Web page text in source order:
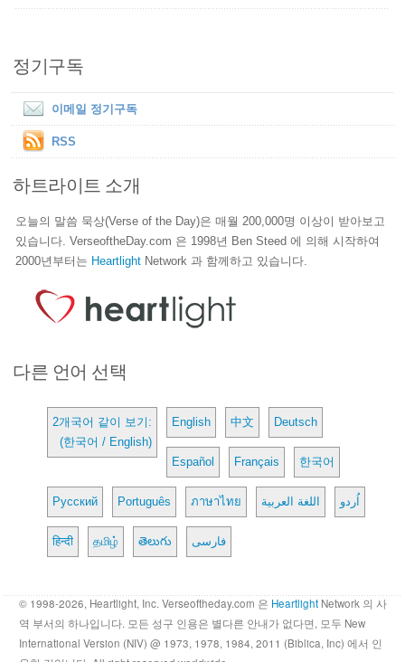
정기구독
이메일 정기구독
RSS
하트라이트 소개
오늘의 말씀 묵상(Verse of the Day)은 매월 200,000명 이상이 받아보고
있습니다. VerseoftheDay.com 은 1998년 Ben Steed 에 의해 시작하여
2000년부터는 Heartlight Network 과 함께하고 있습니다.
다른 언어 선택
2개국어 같이 보기:
(한국어 / English)
English 中文 Deutsch
Español Français 한국어
Русский Português ภาษาไทย اللغة العربية اُردو
हिन्दी தமிழ் తెలుగు فارسی
© 1998-2026, Heartlight, Inc. Verseoftheday.com 은 Heartlight Network 의 사
역 부서의 하나입니다. 모든 성구 인용은 별다른 안내가 없다면, 모두 New
International Version (NIV) @ 1973, 1978, 1984, 2011 (Biblica, Inc) 에서 인